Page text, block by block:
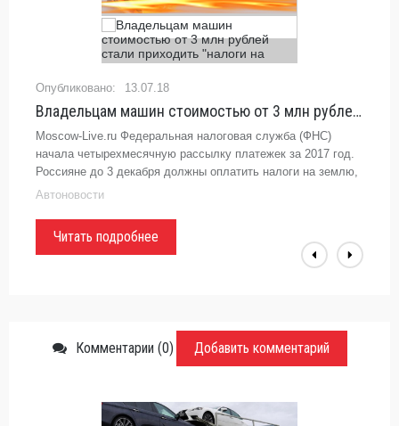
13.07.18
Владельцам машин стоимостью от 3 млн рублей стали приходить "налоги на
Moscow-Live.ru Федеральная налоговая служба (ФНС)
начала четырехмесячную рассылку платежек за 2017 год.
Россияне до 3 декабря должны оплатить налоги на землю,
недвижимость, гаражи и автомобили. Однако расчета
Автоновости
Читать подробнее
Комментарии (0) Добавить комментарий